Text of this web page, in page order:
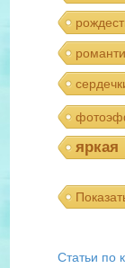
яркая
Статьи по